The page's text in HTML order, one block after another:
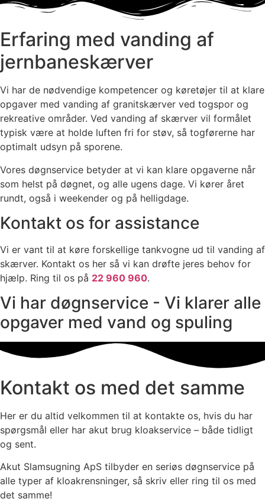
Erfaring med vanding af
jernbaneskærver
Vi har de nødvendige kompetencer og køretøjer til at klare
opgaver med vanding af granitskærver ved togspor og
rekreative områder. Ved vanding af skærver vil formålet
typisk være at holde luften fri for støv, så togførerne har
optimalt udsyn på sporene.
Vores døgnservice betyder at vi kan klare opgaverne når
som helst på døgnet, og alle ugens dage. Vi kører året
rundt, også i weekender og på helligdage.
Kontakt os for assistance
Vi er vant til at køre forskellige tankvogne ud til vanding af
skærver. Kontakt os her så vi kan drøfte jeres behov for
hjælp. Ring til os på 22 960 960.
Vi har døgnservice - Vi klarer alle
opgaver med vand og spuling
Kontakt os med det samme
Her er du altid velkommen til at kontakte os, hvis du har
spørgsmål eller har akut brug kloakservice – både tidligt
og sent.
Akut Slamsugning ApS tilbyder en seriøs døgnservice på
alle typer af kloak­rensninger, så skriv eller ring til os med
det samme!